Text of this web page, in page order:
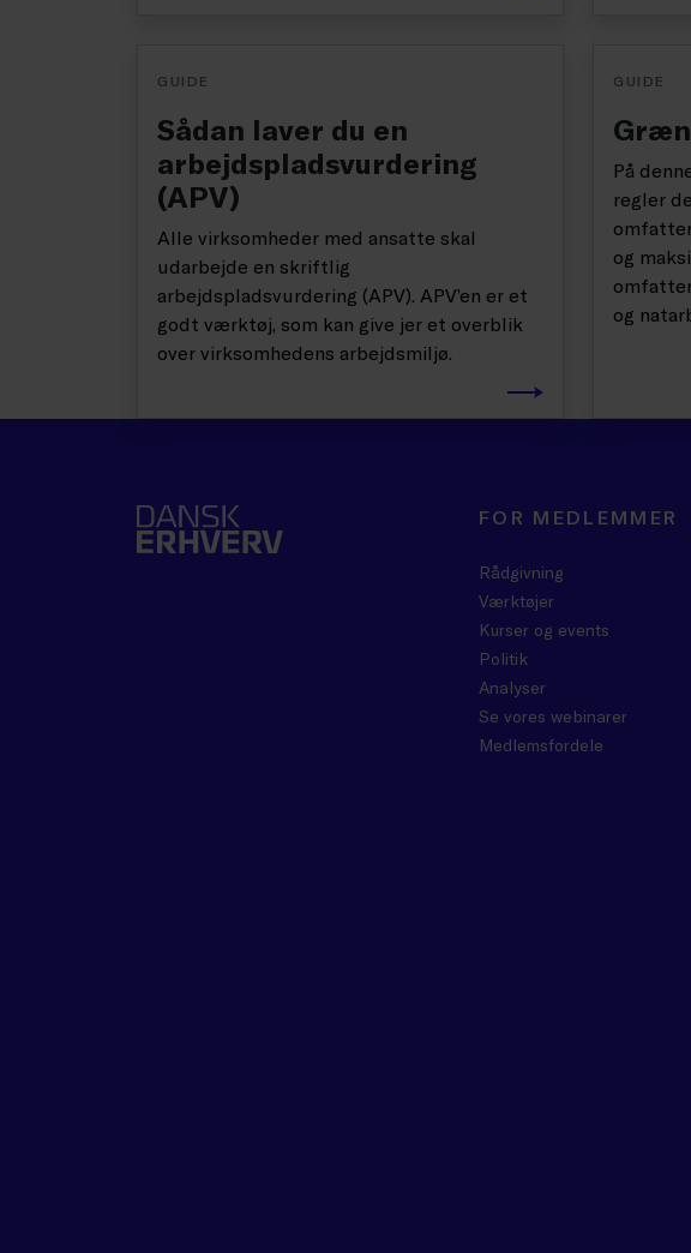
GUIDE
Sådan laver du en
arbejdspladsvurdering
(APV)
Alle virksomheder med ansatte skal
udarbejde en skriftlig
arbejdspladsvurdering (APV). APV’en er et
godt værktøj, som kan give jer et overblik
over virksomhedens arbejdsmiljø.
GUIDE
På
regler
og
og
FOR MEDLEMMER
Rådgivning
Værktøjer
Kurser og events
Politik
Analyser
Se vores webinarer
Medlemsfordele